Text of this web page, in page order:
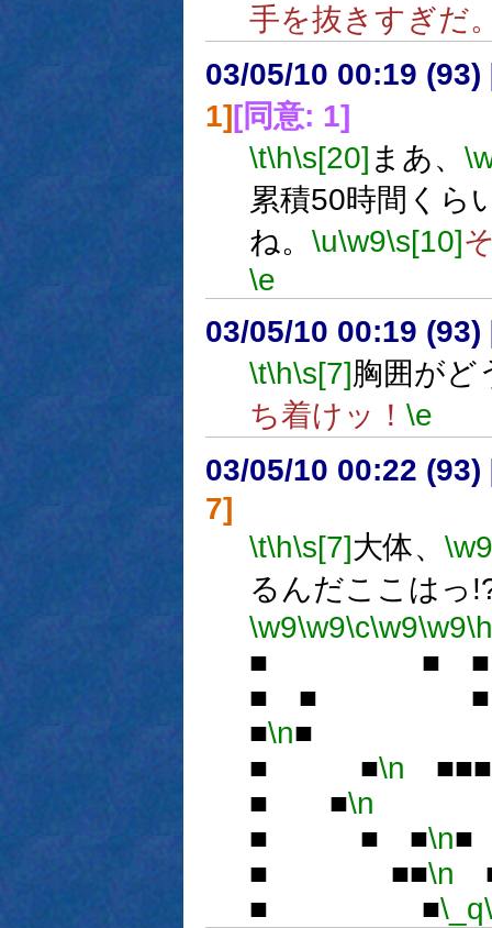
手を抜きすぎだ
03/05/10 00:19 (93)
1][同意: 1]
\t\h\s[20] まあ、
累積50時間くら
ね。 \u\w9\s[10]
\e
03/05/10 00:19 (93)
\t\h\s[7]胸囲がど
ち着けッ！ \e
03/05/10 00:22 (93)
7]
\t\h\s[7]大体、 \w9
るんだここはっ
\w9\w9\c\w9\w9\h
■ ■
■ ■
■\n■
■ ■\n
■ ■\n
■ ■ ■\n
■ ■■\n
■ ■\_q